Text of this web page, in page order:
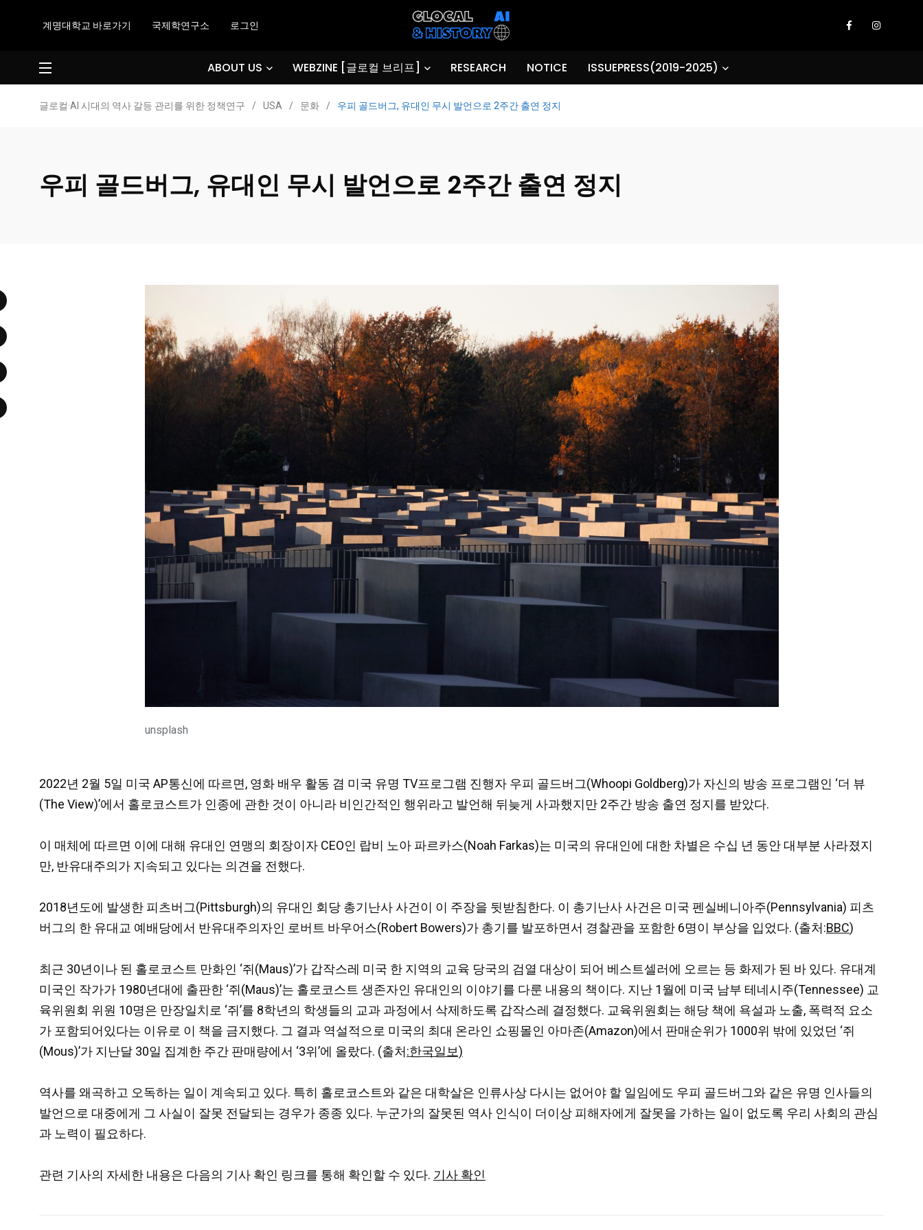
계명대학교 바로가기 국제학연구소 로그인
ABOUT US WEBZINE [글로컬 브리프] RESEARCH NOTICE ISSUEPRESS(2019-2025)
글로컬·AI 시대의 역사 갈등 관리를 위한 정책연구 / USA / 문화 / 우피 골드버그, 유대인 무시 발언으로 2주간 출연 정지
우피 골드버그, 유대인 무시 발언으로 2주간 출연 정지
unsplash
2022년 2월 5일 미국 AP통신에 따르면, 영화 배우 활동 겸 미국 유명 TV프로그램 진행자 우피 골드버그(Whoopi Goldberg)가 자신의 방송 프로그램인 ‘더 뷰
(The View)’에서 홀로코스트가 인종에 관한 것이 아니라 비인간적인 행위라고 발언해 뒤늦게 사과했지만 2주간 방송 출연 정지를 받았다.
이 매체에 따르면 이에 대해 유대인 연맹의 회장이자 CEO인 랍비 노아 파르카스(Noah Farkas)는 미국의 유대인에 대한 차별은 수십 년 동안 대부분 사라졌지
만, 반유대주의가 지속되고 있다는 의견을 전했다.
2018년도에 발생한 피츠버그(Pittsburgh)의 유대인 회당 총기난사 사건이 이 주장을 뒷받침한다. 이 총기난사 사건은 미국 펜실베니아주(Pennsylvania) 피츠
버그의 한 유대교 예배당에서 반유대주의자인 로버트 바우어스(Robert Bowers)가 총기를 발포하면서 경찰관을 포함한 6명이 부상을 입었다. (출처:BBC)
최근 30년이나 된 홀로코스트 만화인 ‘쥐(Maus)’가 갑작스레 미국 한 지역의 교육 당국의 검열 대상이 되어 베스트셀러에 오르는 등 화제가 된 바 있다. 유대계
미국인 작가가 1980년대에 출판한 ‘쥐(Maus)’는 홀로코스트 생존자인 유대인의 이야기를 다룬 내용의 책이다. 지난 1월에 미국 남부 테네시주(Tennessee) 교
육위원회 위원 10명은 만장일치로 ‘쥐’를 8학년의 학생들의 교과 과정에서 삭제하도록 갑작스레 결정했다. 교육위원회는 해당 책에 욕설과 노출, 폭력적 요소
가 포함되어있다는 이유로 이 책을 금지했다. 그 결과 역설적으로 미국의 최대 온라인 쇼핑몰인 아마존(Amazon)에서 판매순위가 1000위 밖에 있었던 ‘쥐
(Mous)’가 지난달 30일 집계한 주간 판매량에서 ‘3위’에 올랐다. (출처:한국일보)
역사를 왜곡하고 오독하는 일이 계속되고 있다. 특히 홀로코스트와 같은 대학살은 인류사상 다시는 없어야 할 일임에도 우피 골드버그와 같은 유명 인사들의
발언으로 대중에게 그 사실이 잘못 전달되는 경우가 종종 있다. 누군가의 잘못된 역사 인식이 더이상 피해자에게 잘못을 가하는 일이 없도록 우리 사회의 관심
과 노력이 필요하다.
관련 기사의 자세한 내용은 다음의 기사 확인 링크를 통해 확인할 수 있다. 기사 확인